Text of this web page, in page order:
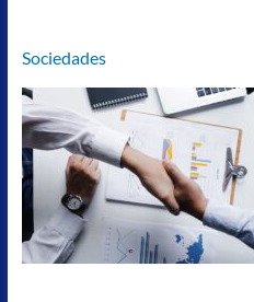
Sociedades